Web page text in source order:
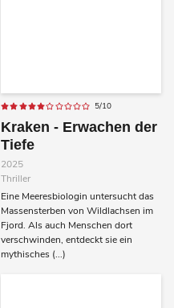
5/10
Kraken - Erwachen der
Tiefe
2025
Thriller
Eine Meeresbiologin untersucht das
Massensterben von Wildlachsen im
Fjord. Als auch Menschen dort
verschwinden, entdeckt sie ein
mythisches (...)